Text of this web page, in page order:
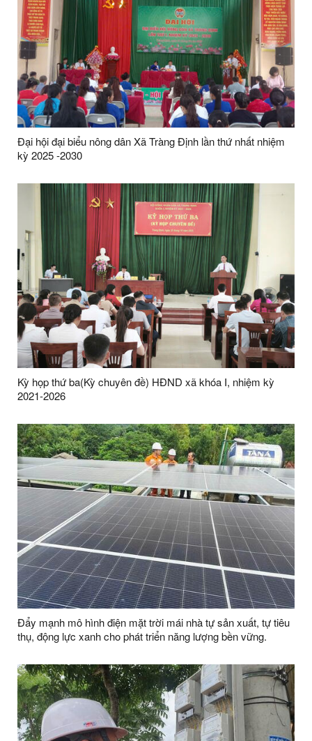
Đại hội đại biểu nông dân Xã Tràng Định lần thứ nhất nhiệm
kỳ 2025 -2030
Kỳ họp thứ ba(Kỳ chuyên đề) HĐND xã khóa I, nhiệm kỳ
2021-2026
Đẩy mạnh mô hình điện mặt trời mái nhà tự sản xuất, tự tiêu
thụ, động lực xanh cho phát triển năng lượng bền vững.